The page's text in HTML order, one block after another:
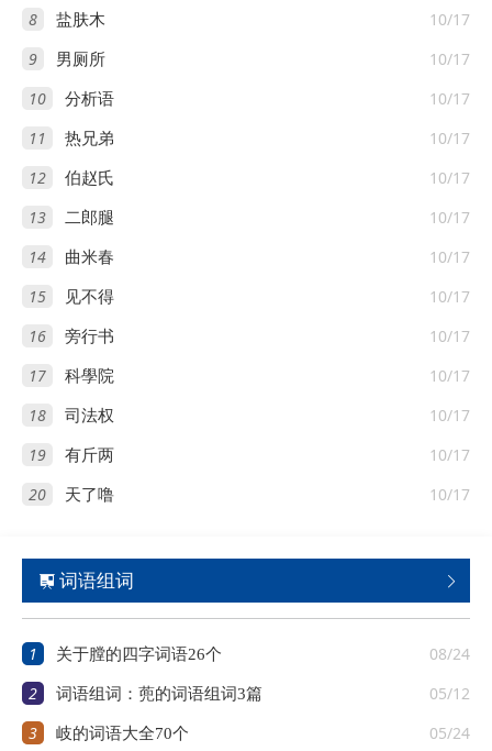
8 10/17
盐肤木
9 10/17
男厕所
10 10/17
分析语
11 10/17
热兄弟
12 10/17
伯赵氏
13 10/17
二郎腿
14 10/17
曲米春
15 10/17
见不得
16 10/17
旁行书
17 10/17
科學院
18 10/17
司法权
19 10/17
有斤两
20 10/17
天了噜

 词语组词
1 08/24
关于膛的四字词语26个
2 05/12
词语组词：蔸的词语组词3篇
3 05/24
岐的词语大全70个